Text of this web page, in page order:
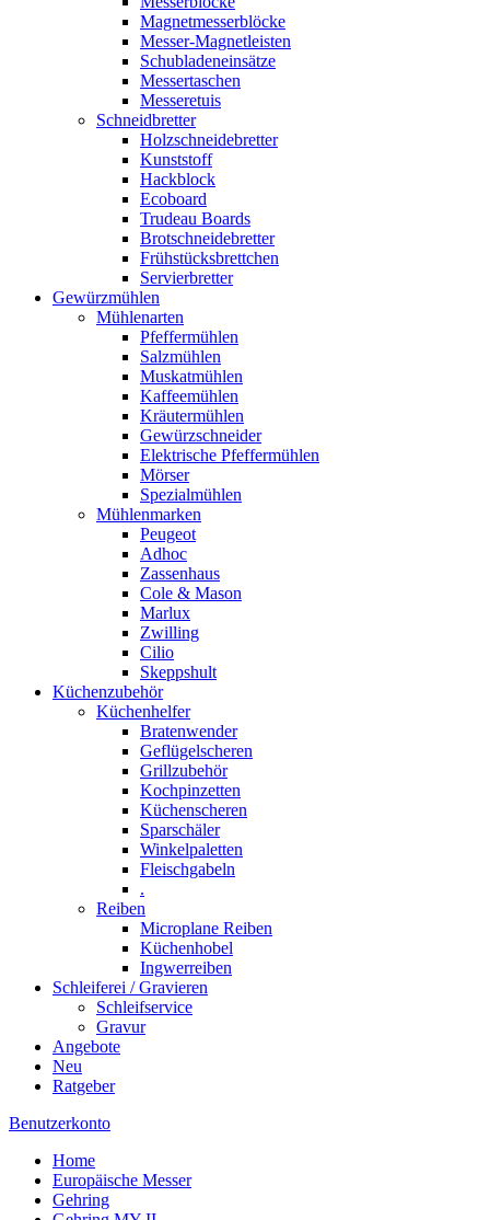
Magnetmesserblöcke
Messer-Magnetleisten
Schubladeneinsätze
Messertaschen
Messeretuis
Schneidbretter
Holzschneidebretter
Kunststoff
Hackblock
Ecoboard
Trudeau Boards
Brotschneidebretter
Frühstücksbrettchen
Servierbretter
Gewürzmühlen
Mühlenarten
Pfeffermühlen
Salzmühlen
Muskatmühlen
Kaffeemühlen
Kräutermühlen
Gewürzschneider
Elektrische Pfeffermühlen
Mörser
Spezialmühlen
Mühlenmarken
Peugeot
Adhoc
Zassenhaus
Cole & Mason
Marlux
Zwilling
Cilio
Skeppshult
Küchenzubehör
Küchenhelfer
Bratenwender
Geflügelscheren
Grillzubehör
Kochpinzetten
Küchenscheren
Sparschäler
Winkelpaletten
Fleischgabeln
.
Reiben
Microplane Reiben
Küchenhobel
Ingwerreiben
Schleiferei / Gravieren
Schleifservice
Gravur
Angebote
Neu
Ratgeber
Benutzerkonto
Home
Europäische Messer
Gehring